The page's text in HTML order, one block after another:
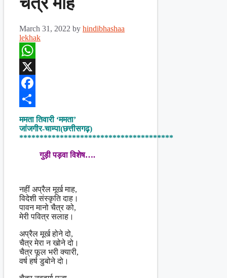
March 31, 2022 by hindibhashaa
lekhak
WhatsApp
X
Facebook
Share
ममता तिवारी ‘ममता’
जांजगीर-चाम्पा(छत्तीसगढ़)
**************************************
गुड़ी पड़वा विशेष….
नहीं अप्रैल मूर्ख माह,
विदेशी संस्कृति दाह।
पावन मानो चैत्र को,
मेरी पवित्र सलाह।
अप्रैल मूर्ख होने दो,
चैत्र मेरा न खोने दो।
चैत्र फूल भरी क्यारी,
वर्ष हर्ष डुबोने दो।